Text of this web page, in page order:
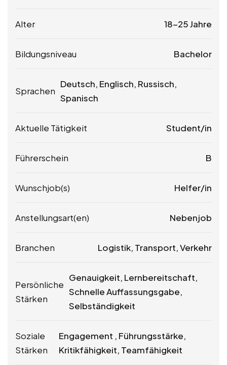
Alter 18-25 Jahre
Bildungsniveau Bachelor
Sprachen
Deutsch, Englisch, Russisch,
Spanisch
Aktuelle Tätigkeit Student/in
Führerschein B
Wunschjob(s) Helfer/in
Anstellungsart(en) Nebenjob
Branchen Logistik, Transport, Verkehr
Persönliche
Stärken
Genauigkeit, Lernbereitschaft,
Schnelle Auffassungsgabe,
Selbständigkeit
Soziale
Stärken
Engagement , Führungsstärke,
Kritikfähigkeit, Teamfähigkeit